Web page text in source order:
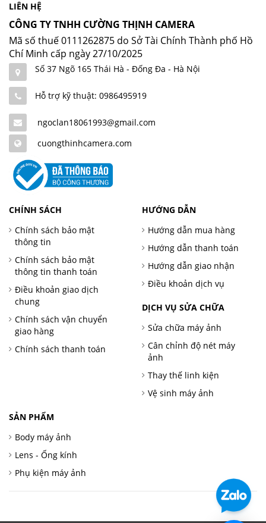
LIÊN HỆ
CÔNG TY TNHH CƯỜNG THỊNH CAMERA
Mã số thuế 0111262875 do Sở Tài Chính Thành phố Hồ
Chí Minh cấp ngày 27/10/2025
Số 37 Ngõ 165 Thái Hà - Đống Đa - Hà Nội
Hỗ trợ kỹ thuật: 0986495919
ngoclan18061993@gmail.com
cuongthinhcamera.com
CHÍNH SÁCH
Chính sách bảo mật
thông tin
Chính sách bảo mật
thông tin thanh toán
Điều khoản giao dịch
chung
Chính sách vận chuyển
giao hàng
Chính sách thanh toán
HƯỚNG DẪN
Hướng dẫn mua hàng
Hướng dẫn thanh toán
Hướng dẫn giao nhận
Điều khoản dịch vụ
DỊCH VỤ SỬA CHỮA
Sửa chữa máy ảnh
Cân chỉnh độ nét máy
ảnh
Thay thế linh kiện
Vệ sinh máy ảnh
SẢN PHẨM
Body máy ảnh
Lens - Ống kính
Phụ kiện máy ảnh